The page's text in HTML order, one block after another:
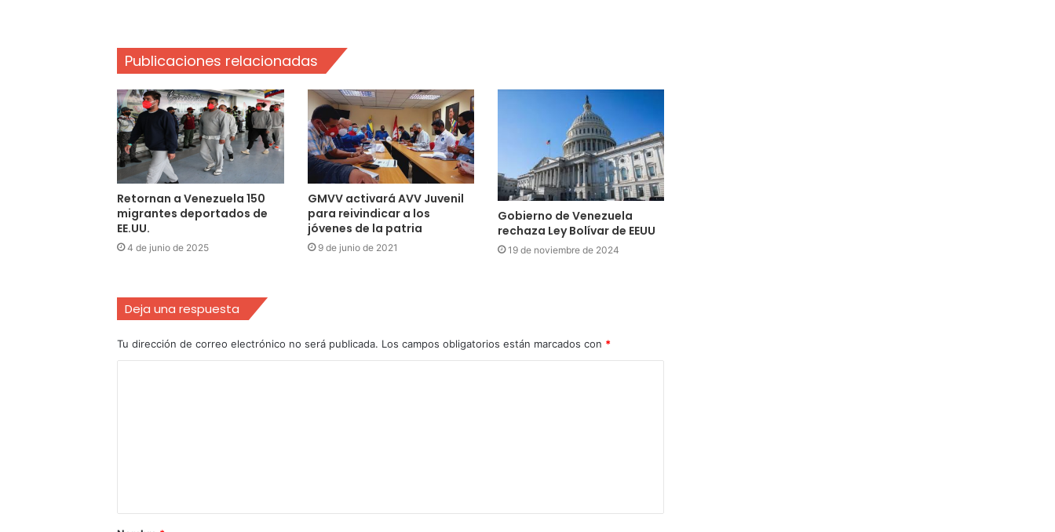
Publicaciones relacionadas
Retornan a Venezuela 150
migrantes deportados de
EE.UU.
4 de junio de 2025
GMVV activará AVV Juvenil
para reivindicar a los
jóvenes de la patria
9 de junio de 2021
Gobierno de Venezuela
rechaza Ley Bolívar de EEUU
19 de noviembre de 2024
Deja una respuesta
Tu dirección de correo electrónico no será publicada. Los campos obligatorios están marcados con *